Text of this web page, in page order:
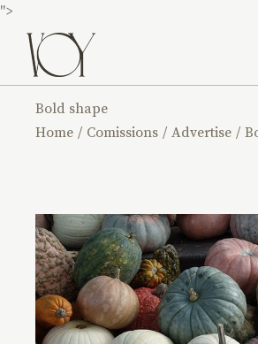
">
Bold shape
Home
Comissions Advertise